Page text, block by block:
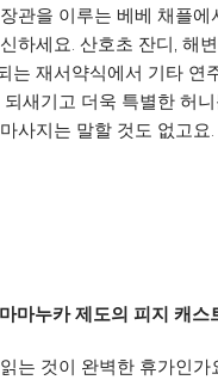
관을 이루는 베베 채플에
하세요. 산호초 잔디, 해
는 재서약식에서 기타 연
새기고 더욱 특별한 허
사지는 말할 것도 없고요
마누카 제도의 피지 캐스
는 것이 완벽한 휴가인가